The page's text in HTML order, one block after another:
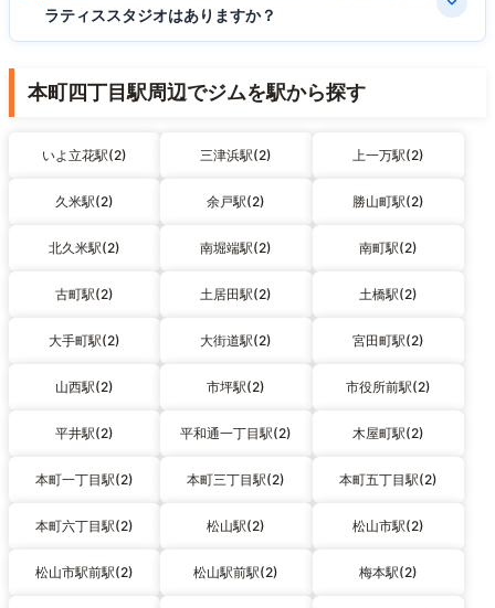
ラティススタジオはありますか？
本町四丁目駅周辺でジムを駅から探す
いよ立花駅(2) 三津浜駅(2) 上一万駅(2)
久米駅(2) 余戸駅(2) 勝山町駅(2)
北久米駅(2) 南堀端駅(2) 南町駅(2)
古町駅(2) 土居田駅(2) 土橋駅(2)
大手町駅(2) 大街道駅(2) 宮田町駅(2)
山西駅(2) 市坪駅(2) 市役所前駅(2)
平井駅(2) 平和通一丁目駅(2) 木屋町駅(2)
本町一丁目駅(2) 本町三丁目駅(2) 本町五丁目駅(2)
本町六丁目駅(2) 松山駅(2) 松山市駅(2)
松山市駅前駅(2) 松山駅前駅(2) 梅本駅(2)